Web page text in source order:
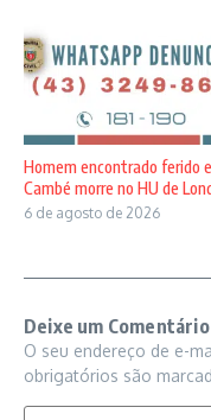
Homem encontrado ferido
Cambé morre no HU de
6 de agosto de 2026
Deixe um Comentário
O seu endereço de e-
obrigatórios são